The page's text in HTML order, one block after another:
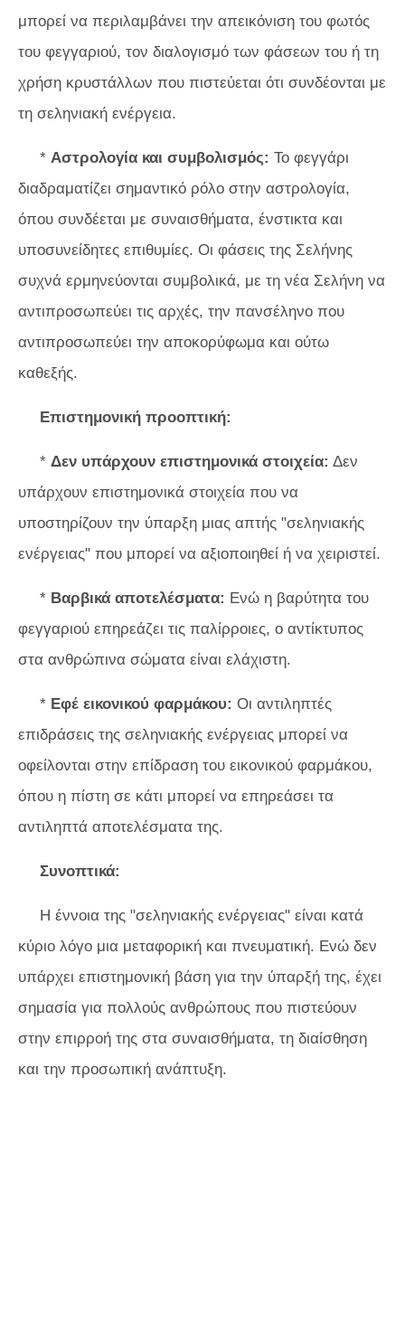
μπορεί να περιλαμβάνει την απεικόνιση του φωτός
του φεγγαριού, τον διαλογισμό των φάσεων του ή τη
χρήση κρυστάλλων που πιστεύεται ότι συνδέονται με
τη σεληνιακή ενέργεια.
* Αστρολογία και συμβολισμός: Το φεγγάρι
διαδραματίζει σημαντικό ρόλο στην αστρολογία,
όπου συνδέεται με συναισθήματα, ένστικτα και
υποσυνείδητες επιθυμίες. Οι φάσεις της Σελήνης
συχνά ερμηνεύονται συμβολικά, με τη νέα Σελήνη να
αντιπροσωπεύει τις αρχές, την πανσέληνο που
αντιπροσωπεύει την αποκορύφωμα και ούτω
καθεξής.
Επιστημονική προοπτική:
* Δεν υπάρχουν επιστημονικά στοιχεία: Δεν
υπάρχουν επιστημονικά στοιχεία που να
υποστηρίζουν την ύπαρξη μιας απτής "σεληνιακής
ενέργειας" που μπορεί να αξιοποιηθεί ή να χειριστεί.
* Βαρβικά αποτελέσματα: Ενώ η βαρύτητα του
φεγγαριού επηρεάζει τις παλίρροιες, ο αντίκτυπος
στα ανθρώπινα σώματα είναι ελάχιστη.
* Εφέ εικονικού φαρμάκου: Οι αντιληπτές
επιδράσεις της σεληνιακής ενέργειας μπορεί να
οφείλονται στην επίδραση του εικονικού φαρμάκου,
όπου η πίστη σε κάτι μπορεί να επηρεάσει τα
αντιληπτά αποτελέσματα της.
Συνοπτικά:
Η έννοια της "σεληνιακής ενέργειας" είναι κατά
κύριο λόγο μια μεταφορική και πνευματική. Ενώ δεν
υπάρχει επιστημονική βάση για την ύπαρξή της, έχει
σημασία για πολλούς ανθρώπους που πιστεύουν
στην επιρροή της στα συναισθήματα, τη διαίσθηση
και την προσωπική ανάπτυξη.